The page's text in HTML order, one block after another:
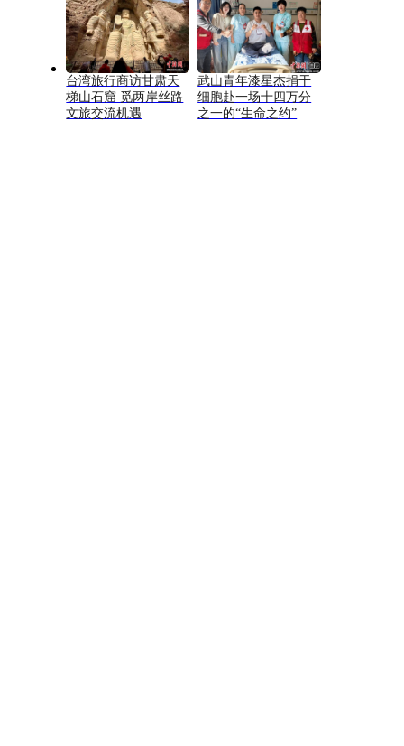
台湾旅行商访甘肃天
梯山石窟 觅两岸丝路
文旅交流机遇
武山青年漆星杰捐干
细胞赴一场十四万分
之一的“生命之约”